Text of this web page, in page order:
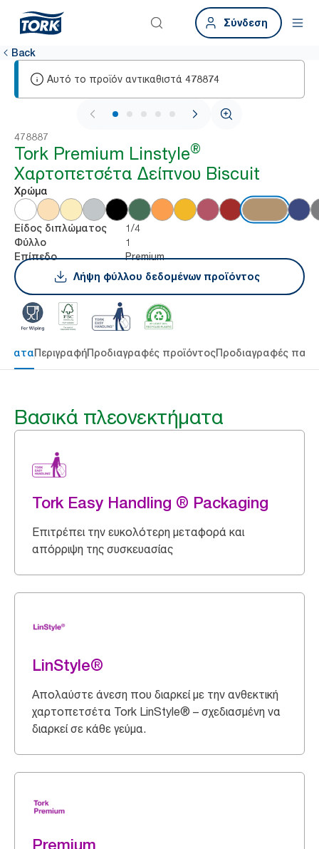
Σύνδεση
Back
Αυτό το προϊόν αντικαθιστά 478874
1 / 5
478887
Tork Premium Linstyle®
Χαρτοπετσέτα Δείπνου Biscuit
Χρώμα
Είδος διπλώματος 1/4
Φύλλο 1
Επίπεδο
Premium
Λήψη φύλλου δεδομένων προϊόντος
ΠεριγραφήΠροδιαγραφές προϊόντοςΠροδιαγραφές
Βασικά πλεονεκτήματα
Tork Easy Handling ® Packaging
Επιτρέπει την ευκολότερη μεταφορά και
απόρριψη της συσκευασίας
LinStyle®
Απολαύστε άνεση που διαρκεί με την ανθεκτική
χαρτοπετσέτα Tork LinStyle® – σχεδιασμένη να
διαρκεί σε κάθε γεύμα.
Premium